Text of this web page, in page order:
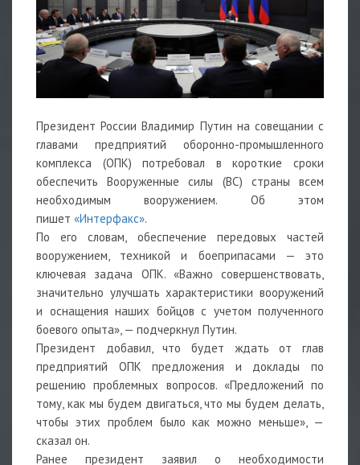
Президент России Владимир Путин на совещании с
главами предприятий оборонно-промышленного
комплекса (ОПК) потребовал в короткие сроки
обеспечить Вооруженные силы (ВС) страны всем
необходимым вооружением. Об этом
пишет «Интерфакс».
По его словам, обеспечение передовых частей
вооружением, техникой и боеприпасами — это
ключевая задача ОПК. «Важно совершенствовать,
значительно улучшать характеристики вооружений
и оснащения наших бойцов с учетом полученного
боевого опыта», — подчеркнул Путин.
Президент добавил, что будет ждать от глав
предприятий ОПК предложения и доклады по
решению проблемных вопросов. «Предложений по
тому, как мы будем двигаться, что мы будем делать,
чтобы этих проблем было как можно меньше», —
сказал он.
Ранее президент заявил о необходимости